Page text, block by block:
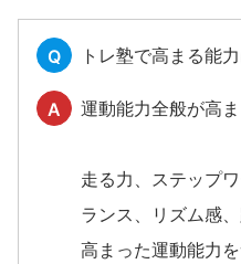
Q トレ塾で高まる能
A 運動能力全般が高ま
走る力、ステップ
ランス、リズム感
高まった運動能力